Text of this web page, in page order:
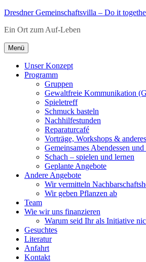
Zum
springen
Dresdner Gemeinschaftsvilla – Do it
Ein Ort zum Auf-Leben
Menü
Unser Konzept
Programm
Gruppen
Gewaltfreie Kommunikation
Spieletreff
Schmuck basteln
Nachhilfestunden
Reparaturcafé
Vorträge, Workshops &
Gemeinsames Abendessen
Schach – spielen und lernen
Geplante Angebote
Andere Angebote
Wir vermitteln
Wir geben Pflanzen ab
Team
Wie wir uns finanzieren
Warum seid Ihr als Initiative
Gesuchtes
Literatur
Anfahrt
Kontakt